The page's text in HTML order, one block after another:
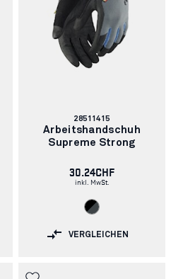
Artikelnummer:
28511415
Arbeitshandschuh
Supreme Strong
30.24CHF
inkl. MwSt.
VERGLEICHEN